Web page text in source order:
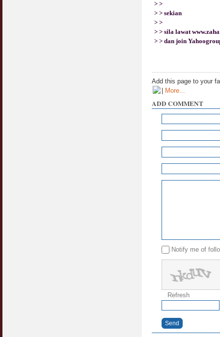
> >
> > sekian
> >
> > sila lawat
> > dan join
Add this page to your
| More...
ADD COMMENT
Notify me of
Refresh
Send